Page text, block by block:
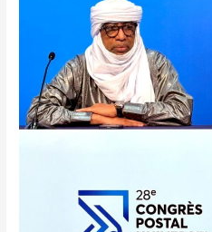
l’Union
Postal
Universel
(UPU)